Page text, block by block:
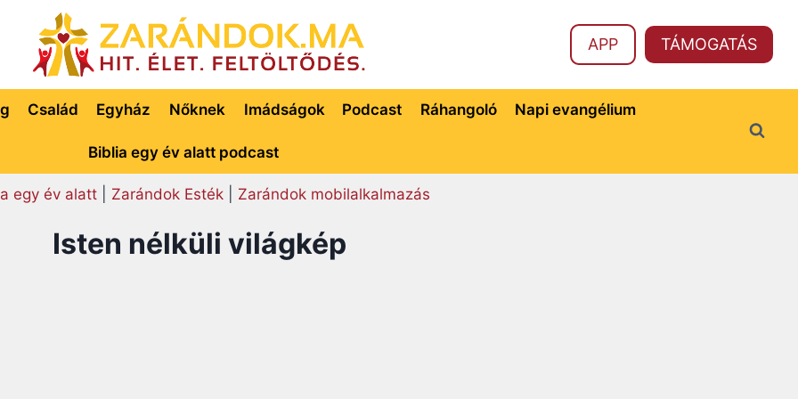
APP TÁMOGATÁS
Család Egyház Nőknek Imádságok Podcast Ráhangoló Napi evangélium
Biblia egy év alatt podcast
egy év alatt| Zarándok Esték| Zarándok mobilalkalmazás
Isten nélküli világkép